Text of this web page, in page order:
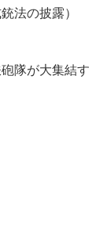
法の披露）
隊が大集結す